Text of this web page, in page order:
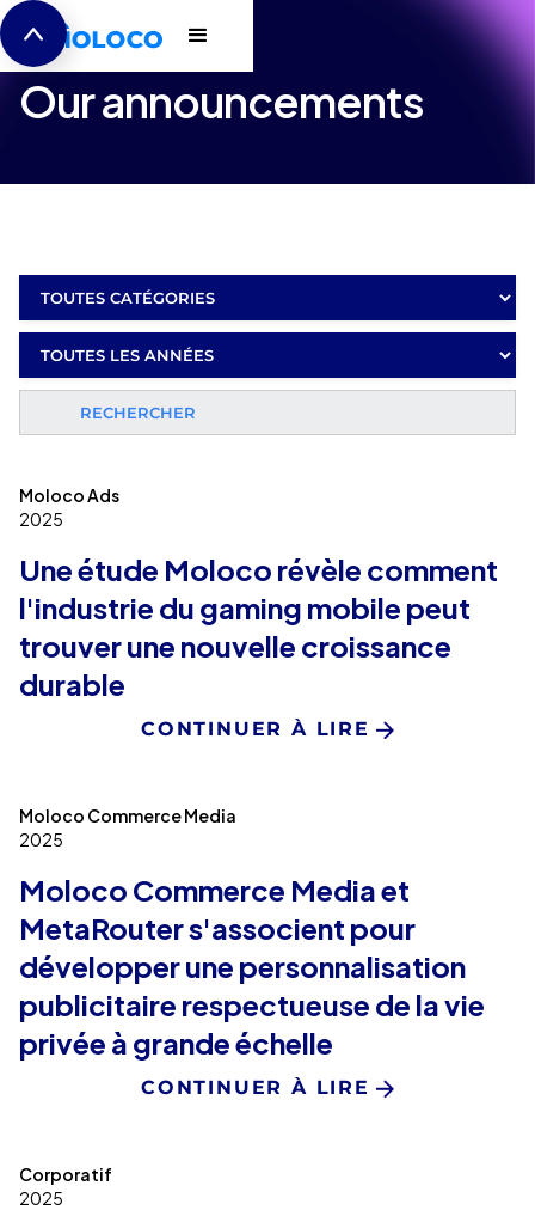
Press Releases
Our announcements
Moloco Ads
2025
Une étude Moloco révèle comment
l'industrie du gaming mobile peut
trouver une nouvelle croissance
durable
CONTINUER À LIRE
Moloco Commerce Media
2025
Moloco Commerce Media et
MetaRouter s'associent pour
développer une personnalisation
publicitaire respectueuse de la vie
privée à grande échelle
CONTINUER À LIRE
Corporatif
2025